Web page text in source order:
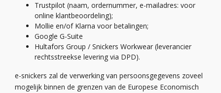
Trustpilot (naam, ordernummer, e-mailadres: voor
online klantbeoordeling);
Mollie en/of Klarna voor betalingen;
Google G-Suite
Hultafors Group / Snickers Workwear (leverancier
rechtsstreekse levering via DPD).
e-snickers zal de verwerking van persoonsgegevens zoveel
mogelijk binnen de grenzen van de Europese Economisch